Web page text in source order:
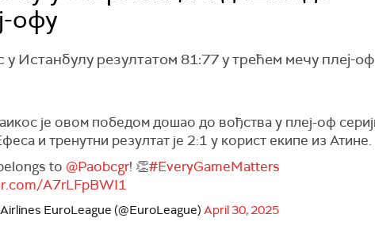
офу
Истанбулу резултатом 81:77 у трећем мечу плеј-оф
је овом победом дошао до вођства у плеј-оф
и тренутни резултат је 2:1 у корист екипе из Атине.
to @Paobcgr! 👏#EveryGameMatters
A7rLFpBWI1
EuroLeague (@EuroLeague)April 30, 2025